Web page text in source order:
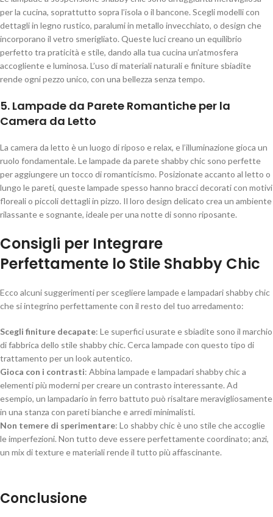
per la cucina, soprattutto sopra l’isola o il bancone. Scegli modelli con
dettagli in legno rustico, paralumi in metallo invecchiato, o design che
incorporano il vetro smerigliato. Queste luci creano un equilibrio
perfetto tra praticità e stile, dando alla tua cucina un’atmosfera
accogliente e luminosa. L’uso di materiali naturali e finiture sbiadite
rende ogni pezzo unico, con una bellezza senza tempo.
5. Lampade da Parete Romantiche per la
Camera da Letto
La camera da letto è un luogo di riposo e relax, e l’illuminazione gioca un
ruolo fondamentale. Le lampade da parete shabby chic sono perfette
per aggiungere un tocco di romanticismo. Posizionate accanto al letto o
lungo le pareti, queste lampade spesso hanno bracci decorati con motivi
floreali o piccoli dettagli in pizzo. Il loro design delicato crea un ambiente
rilassante e sognante, ideale per una notte di sonno riposante.
Consigli per Integrare
Perfettamente lo Stile Shabby Chic
Ecco alcuni suggerimenti per scegliere lampade e lampadari shabby chic
che si integrino perfettamente con il resto del tuo arredamento:
Scegli finiture decapate: Le superfici usurate e sbiadite sono il marchio
di fabbrica dello stile shabby chic. Cerca lampade con questo tipo di
trattamento per un look autentico.
Gioca con i contrasti: Abbina lampade e lampadari shabby chic a
elementi più moderni per creare un contrasto interessante. Ad
esempio, un lampadario in ferro battuto può risaltare meravigliosamente
in una stanza con pareti bianche e arredi minimalisti.
Non temere di sperimentare: Lo shabby chic è uno stile che accoglie
le imperfezioni. Non tutto deve essere perfettamente coordinato; anzi,
un mix di texture e materiali rende il tutto più affascinante.
Conclusione